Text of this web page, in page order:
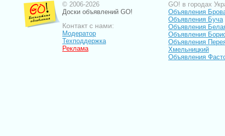
© 2006-2026
Доски объявлений GO!
Контакт с нами:
Модератор
Техподдержка
Реклама
GO! в городах
Объявления
Объявления Буча
Объявления
Объявления
Объявления
Хмельницкий
Объявления